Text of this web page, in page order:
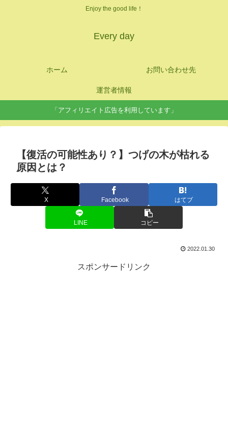
Enjoy the good life！
Every day
ホーム お問い合わせ先
運営者情報
「アフィリエイト広告を利用しています」
【復活の可能性あり？】つげの木が枯れる
原因とは？
X Facebook はてブ
LINE コピー
2022.01.30
スポンサードリンク